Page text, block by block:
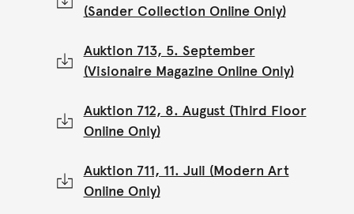
(Sander Collection Online Only)
Auktion 713, 5. September
(Visionaire Magazine Online Only)
Auktion 712, 8. August (Third Floor
Online Only)
Auktion 711, 11. Juli (Modern Art
Online Only)